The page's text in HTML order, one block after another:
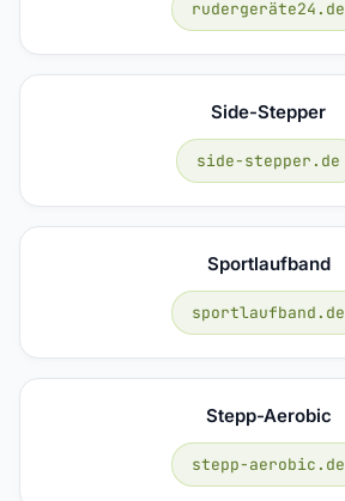
rudergeräte24.de
Side-Stepper
side-stepper.de
Sportlaufband
sportlaufband.de
Stepp-Aerobic
stepp-aerobic.de